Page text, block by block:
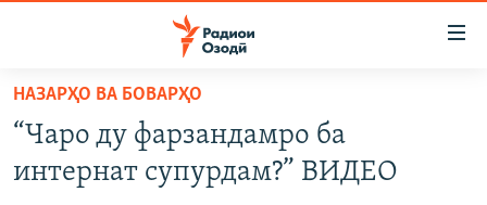
Ҷаҳиш
мояи
аслӣ
ГӮШАҲО
СИЁСАТ
ГАПИ ОЗОД
РӮЗГОРИ МУҲОҶИР
НАЗАРҲО ВА БОВАРҲО
“Чаро ду фарзандамро ба
интернат супурдам?” ВИДЕО